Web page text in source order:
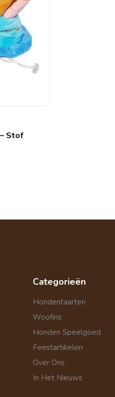
Stof
Categorieën
Hondentaarten
Woofins
Honden Speelgoed
Feestartikelen
Over Ons
In Het Nieuws